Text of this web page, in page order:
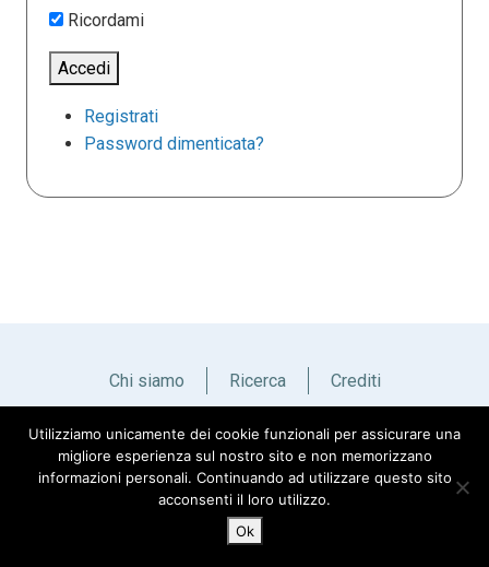
Ricordami
Accedi
Registrati
Password dimenticata?
Chi siamo Ricerca Crediti
Italiano English
Utilizziamo unicamente dei cookie funzionali per assicurare una
migliore esperienza sul nostro sito e non memorizzano
informazioni personali. Continuando ad utilizzare questo sito
acconsenti il loro utilizzo.
Ok